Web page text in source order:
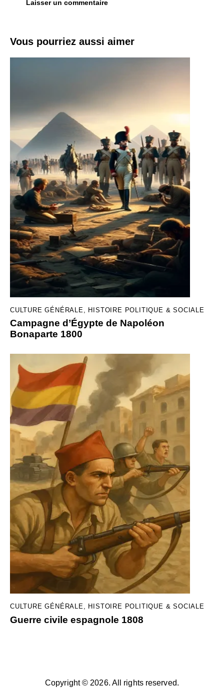
Vous pourriez aussi aimer
CULTURE GÉNÉRALE HISTOIRE POLITIQUE & SOCIALE
Campagne d’Égypte de Napoléon
Bonaparte 1800
CULTURE GÉNÉRALE, HISTOIRE POLITIQUE & SOCIALE
Guerre civile espagnole 1808
Copyright © 2026. All rights reserved.